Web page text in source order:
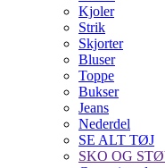
Kjoler
Strik
Skjorter
Bluser
Toppe
Bukser
Jeans
Nederdel
SE ALT TØJ
SKO OG